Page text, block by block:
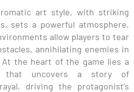
art style, with striking
sets a powerful atmosphere,
allow players to tear
annihilating enemies in
At the heart of the game lies a
that uncovers a story of
driving the protagonist’s